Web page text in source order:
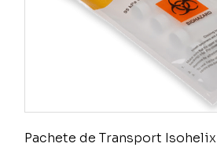
Pachete de Transport Isohelix